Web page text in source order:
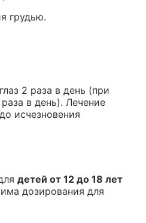
грудью.
2 раза в день (при
в день). Лечение
исчезновения
детей от 12 до 18 лет
дозирования для